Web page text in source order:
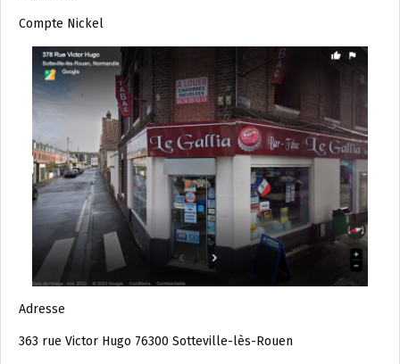
Compte Nickel
Adresse
363 rue Victor Hugo 76300 Sotteville-lès-Rouen